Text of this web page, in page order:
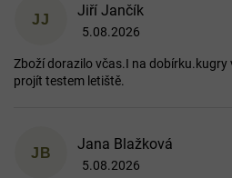
JJ
Jiří Jančík
Hodnocení obchodu je 5 z 5
5.08.2026
Zboží dorazilo včas.I na
projít testem letiště.
JB
Jana Blažková
Hodnocení obchodu je 5 z 5
5.08.2026